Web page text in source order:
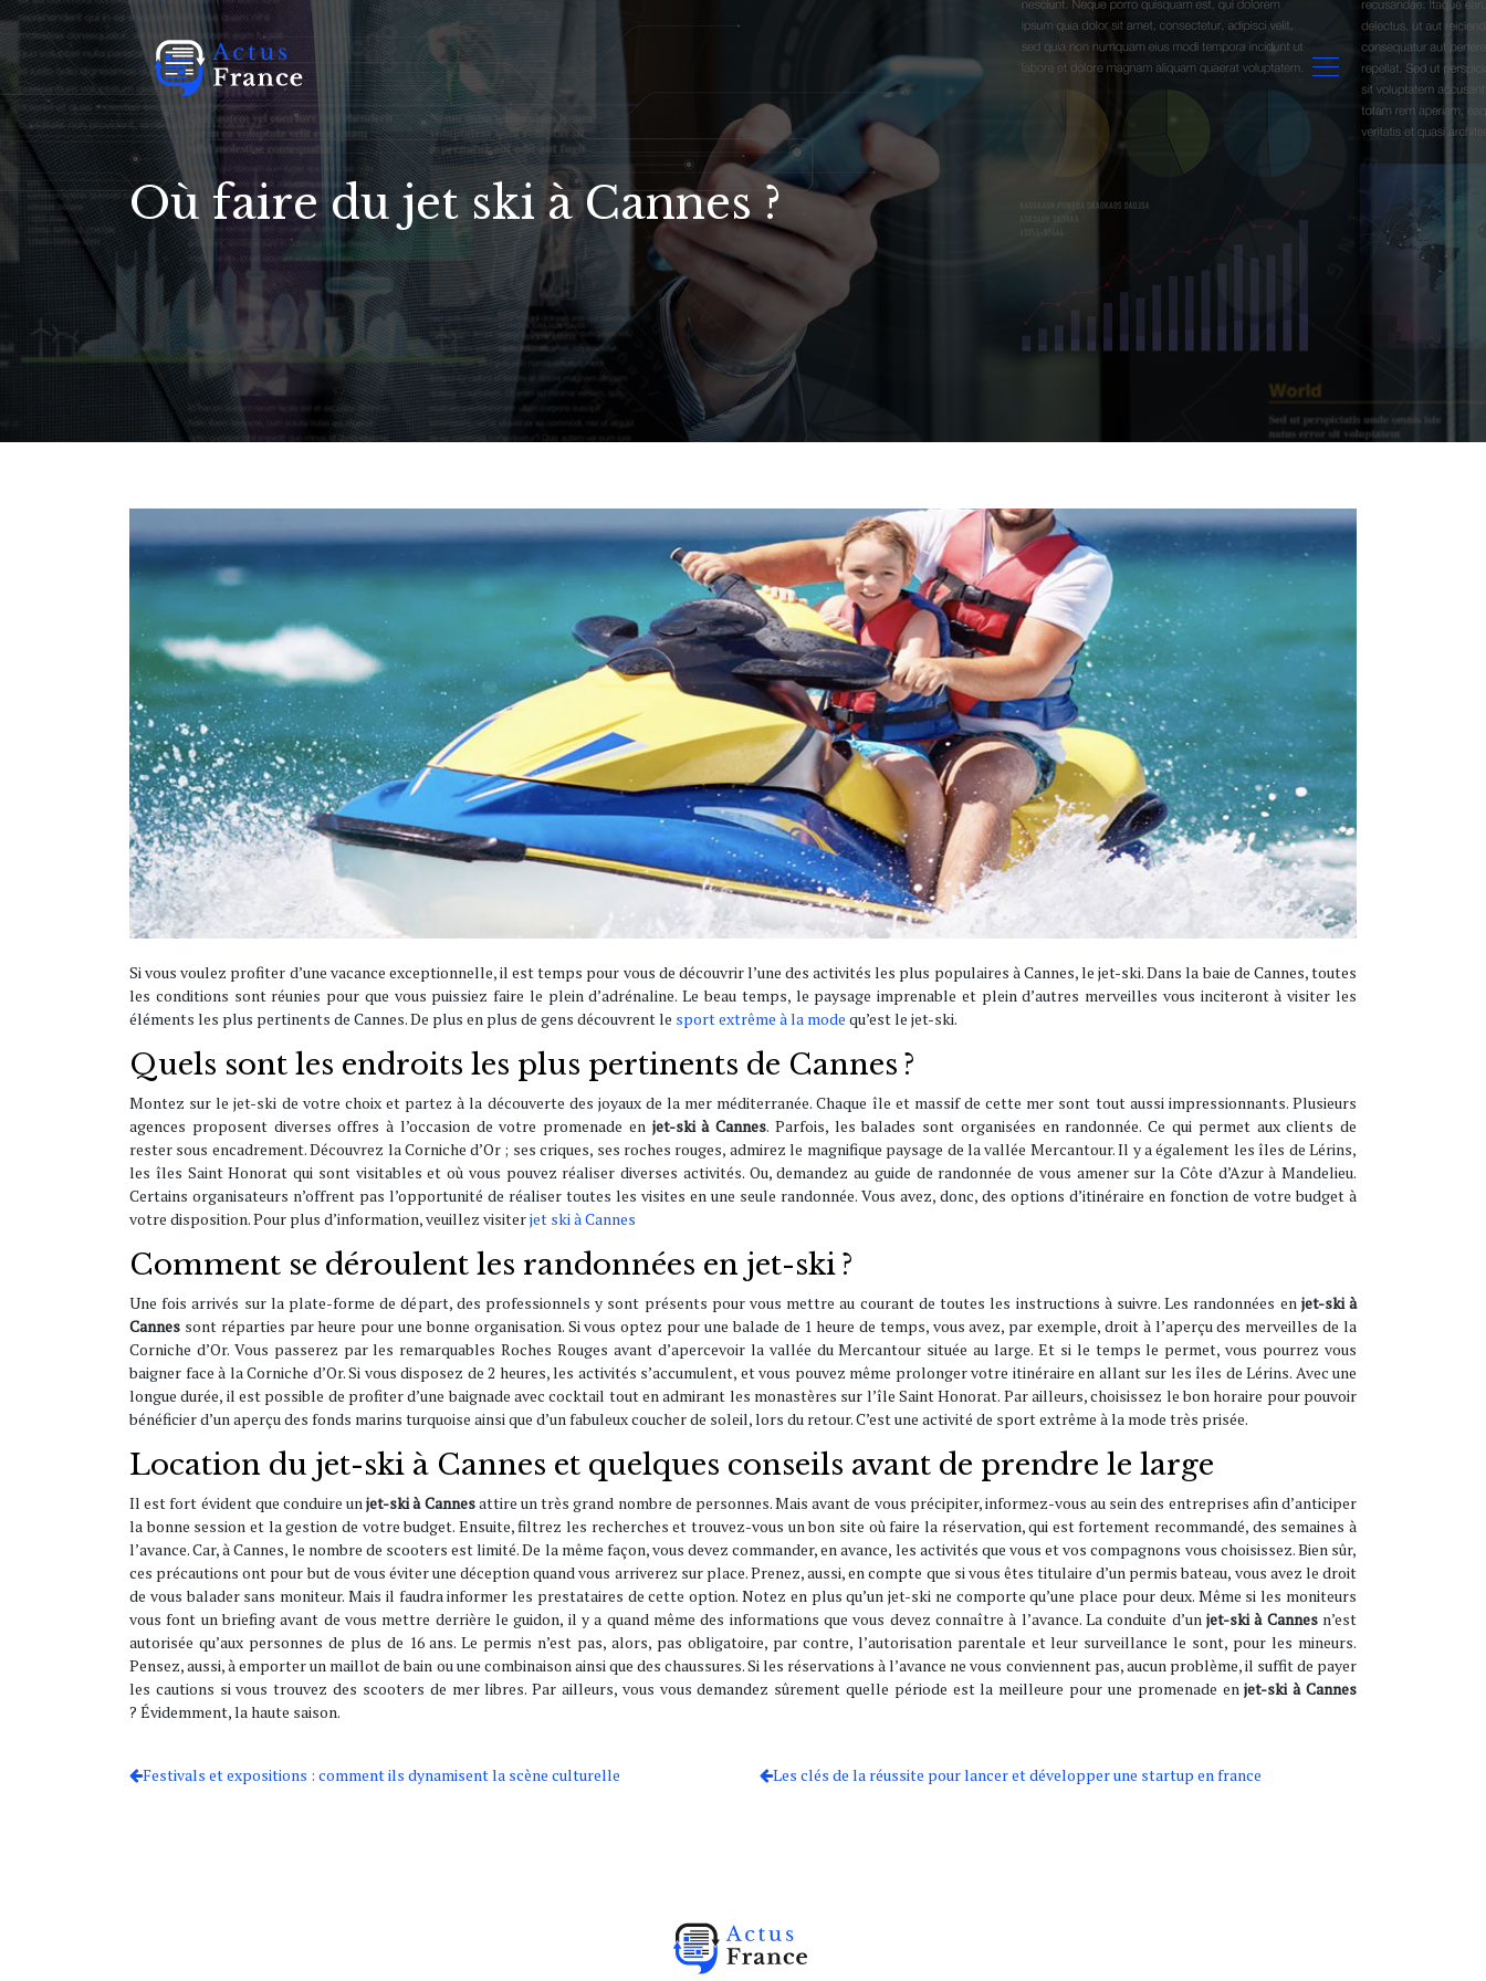
Où faire du jet ski à Cannes ?
Si vous voulez profiter d’une vacance exceptionnelle, il est temps pour vous de découvrir l’une des activités les plus populaires à Cannes, le jet-ski. Dans la baie de Cannes, toutes
les conditions sont réunies pour que vous puissiez faire le plein d’adrénaline. Le beau temps, le paysage imprenable et plein d’autres merveilles vous inciteront à visiter les
éléments les plus pertinents de Cannes. De plus en plus de gens découvrent le sport extrême à la mode qu’est le jet-ski.
Quels sont les endroits les plus pertinents de Cannes ?
Montez sur le jet-ski de votre choix et partez à la découverte des joyaux de la mer méditerranée. Chaque île et massif de cette mer sont tout aussi impressionnants. Plusieurs
agences proposent diverses offres à l’occasion de votre promenade en jet-ski à Cannes. Parfois, les balades sont organisées en randonnée. Ce qui permet aux clients de
rester sous encadrement. Découvrez la Corniche d’Or ; ses criques, ses roches rouges, admirez le magnifique paysage de la vallée Mercantour. Il y a également les îles de Lérins,
les îles Saint Honorat qui sont visitables et où vous pouvez réaliser diverses activités. Ou, demandez au guide de randonnée de vous amener sur la Côte d’Azur à Mandelieu.
Certains organisateurs n’offrent pas l’opportunité de réaliser toutes les visites en une seule randonnée. Vous avez, donc, des options d’itinéraire en fonction de votre budget à
votre disposition. Pour plus d’information, veuillez visiterjet ski à Cannes
Comment se déroulent les randonnées en jet-ski ?
Une fois arrivés sur la plate-forme de départ, des professionnels y sont présents pour vous mettre au courant de toutes les instructions à suivre. Les randonnées en jet-ski à
Cannes sont réparties par heure pour une bonne organisation. Si vous optez pour une balade de 1 heure de temps, vous avez, par exemple, droit à l’aperçu des merveilles de la
Corniche d’Or. Vous passerez par les remarquables Roches Rouges avant d’apercevoir la vallée du Mercantour située au large. Et si le temps le permet, vous pourrez vous
baigner face à la Corniche d’Or. Si vous disposez de 2 heures, les activités s’accumulent, et vous pouvez même prolonger votre itinéraire en allant sur les îles de Lérins. Avec une
longue durée, il est possible de profiter d’une baignade avec cocktail tout en admirant les monastères sur l’île Saint Honorat. Par ailleurs, choisissez le bon horaire pour pouvoir
bénéficier d’un aperçu des fonds marins turquoise ainsi que d’un fabuleux coucher de soleil, lors du retour. C’est une activité de sport extrême à la mode très prisée.
Location du jet-ski à Cannes et quelques conseils avant de prendre le large
Il est fort évident que conduire unjet-ski à Cannesattire un très grand nombre de personnes. Mais avant de vous précipiter, informez-vous au sein des entreprises afin d’anticiper
la bonne session et la gestion de votre budget. Ensuite, filtrez les recherches et trouvez-vous un bon site où faire la réservation, qui est fortement recommandé, des semaines à
l’avance. Car, à Cannes, le nombre de scooters est limité. De la même façon, vous devez commander, en avance, les activités que vous et vos compagnons vous choisissez. Bien sûr,
ces précautions ont pour but de vous éviter une déception quand vous arriverez sur place. Prenez, aussi, en compte que si vous êtes titulaire d’un permis bateau, vous avez le droit
de vous balader sans moniteur. Mais il faudra informer les prestataires de cette option. Notez en plus qu’un jet-ski ne comporte qu’une place pour deux. Même si les moniteurs
vous font un briefing avant de vous mettre derrière le guidon, il y a quand même des informations que vous devez connaître à l’avance. La conduite d’un jet-ski à Cannes n’est
autorisée qu’aux personnes de plus de 16 ans. Le permis n’est pas, alors, pas obligatoire, par contre, l’autorisation parentale et leur surveillance le sont, pour les mineurs.
Pensez, aussi, à emporter un maillot de bain ou une combinaison ainsi que des chaussures. Si les réservations à l’avance ne vous conviennent pas, aucun problème, il suffit de payer
les cautions si vous trouvez des scooters de mer libres. Par ailleurs, vous vous demandez sûrement quelle période est la meilleure pour une promenade enjet-ski à Cannes
? Évidemment, la haute saison.
Festivals et expositions : comment ils dynamisent la scène culturelle Les clés de la réussite pour lancer et développer une startup en france